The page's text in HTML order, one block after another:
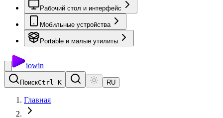
Рабочий стол и интерфейс
Мобильные устройства
Portable и малые утилиты
iowin
ПоискCtrl K RU
Главная